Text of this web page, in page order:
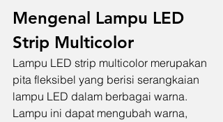
Mengenal Lampu LED
Strip Multicolor
Lampu LED strip multicolor merupakan
pita fleksibel yang berisi serangkaian
lampu LED dalam berbagai warna.
Lampu ini dapat mengubah warna,